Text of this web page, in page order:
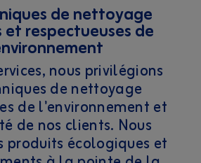
de nettoyage
respectueuses de
nous privilégions
de nettoyage
de l'environnement et
de nos clients. Nous
produits écologiques et